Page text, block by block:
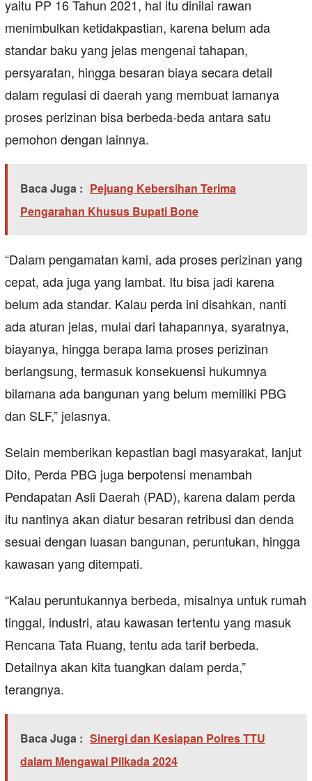
yaitu PP 16 Tahun 2021, hal itu dinilai rawan
menimbulkan ketidakpastian, karena belum ada
standar baku yang jelas mengenai tahapan,
persyaratan, hingga besaran biaya secara detail
dalam regulasi di daerah yang membuat lamanya
proses perizinan bisa berbeda-beda antara satu
pemohon dengan lainnya.
Baca Juga : Pejuang Kebersihan Terima
Pengarahan Khusus Bupati Bone
“Dalam pengamatan kami, ada proses perizinan yang
cepat, ada juga yang lambat. Itu bisa jadi karena
belum ada standar. Kalau perda ini disahkan, nanti
ada aturan jelas, mulai dari tahapannya, syaratnya,
biayanya, hingga berapa lama proses perizinan
berlangsung, termasuk konsekuensi hukumnya
bilamana ada bangunan yang belum memiliki PBG
dan SLF,” jelasnya.
Selain memberikan kepastian bagi masyarakat, lanjut
Dito, Perda PBG juga berpotensi menambah
Pendapatan Asli Daerah (PAD), karena dalam perda
itu nantinya akan diatur besaran retribusi dan denda
sesuai dengan luasan bangunan, peruntukan, hingga
kawasan yang ditempati.
“Kalau peruntukannya berbeda, misalnya untuk rumah
tinggal, industri, atau kawasan tertentu yang masuk
Rencana Tata Ruang, tentu ada tarif berbeda.
Detailnya akan kita tuangkan dalam perda,”
terangnya.
Baca Juga : Sinergi dan Kesiapan Polres TTU
dalam Mengawal Pilkada 2024